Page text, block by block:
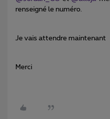
renseigné le numéro.
Je vais attendre maintenant
Merci